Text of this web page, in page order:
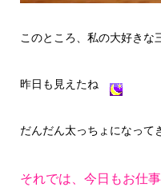
このところ、私の大好きな
昨日も見えたね
だんだん太っちょになって
それでは、今日もお仕